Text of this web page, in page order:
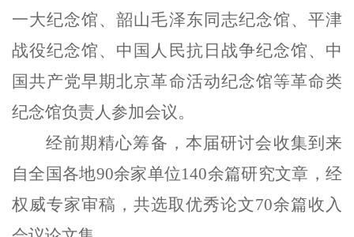
一大纪念馆、韶山毛泽东同志纪念馆、平津
战役纪念馆、中国人民抗日战争纪念馆、中
国共产党早期北京革命活动纪念馆等革命类
纪念馆负责人参加会议。
经前期精心筹备，本届研讨会收集到来
自全国各地90余家单位140余篇研究文章，经
权威专家审稿，共选取优秀论文70余篇收入